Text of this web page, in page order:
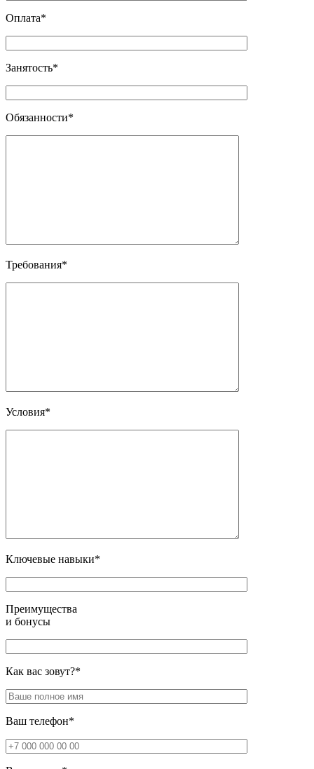
Оплата*
Занятость*
Обязанности*
Требования*
Условия*
Ключевые навыки*
Преимущества
и бонусы
Как вас зовут?*
Ваш телефон*